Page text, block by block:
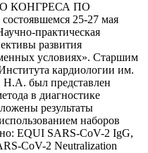
КОНГРЕСА ПО
25-27 мая
практическая
развития
условиях». Старшим
кардиологии им.
был представлен
в диагностике
результаты
наборов
EQUI SARS-CoV-2 IgG,
CoV-2 Neutralization